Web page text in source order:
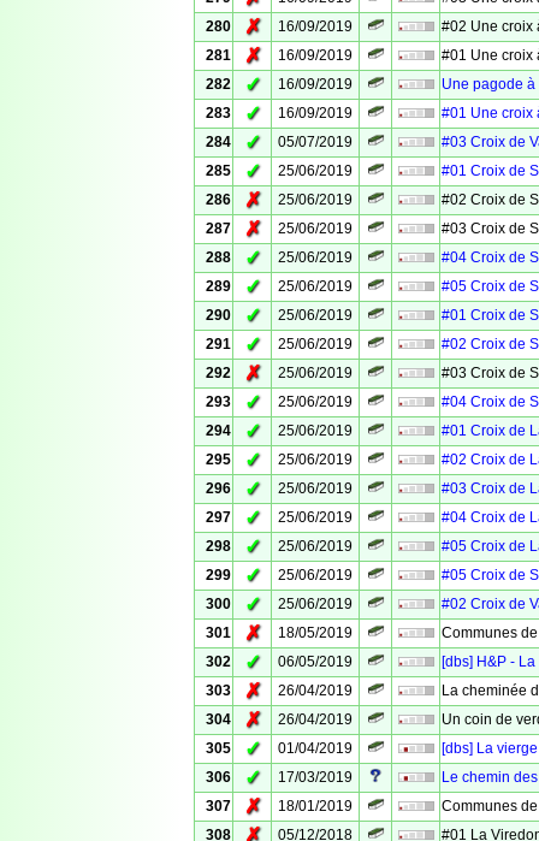
280
✗ 16/09/2019
#02 Une croix
281
✗ 16/09/2019
#01 Une croix
282
✓ 16/09/2019
Une pagode
283
✓ 16/09/2019
#01 Une croix
284
✓ 05/07/2019
#03 Croix de
285
✓ 25/06/2019
#01 Croix de
286
✗ 25/06/2019
#02 Croix de
287
✗ 25/06/2019
#03 Croix de
288
✓ 25/06/2019
#04 Croix de
289
✓ 25/06/2019
#05 Croix de
290
✓ 25/06/2019
#01 Croix de
291
✓ 25/06/2019
#02 Croix de
292
✗ 25/06/2019
#03 Croix de
293
✓ 25/06/2019
#04 Croix de
294
✓ 25/06/2019
#01 Croix de
295
✓ 25/06/2019
#02 Croix de
296
✓ 25/06/2019
#03 Croix de
297
✓ 25/06/2019
#04 Croix de
298
✓ 25/06/2019
#05 Croix de
299
✓ 25/06/2019
#05 Croix de
300
✓ 25/06/2019
#02 Croix de
301
✗ 18/05/2019
Communes
302
✓ 06/05/2019
[dbs] H&P -
303
✗ 26/04/2019
La cheminée
304
✗ 26/04/2019
Un coin de
305
✓ 01/04/2019
[dbs] La
306
✓ 17/03/2019
Le chemin
307
✗ 18/01/2019
Communes
308
✗ 05/12/2018
#01 La